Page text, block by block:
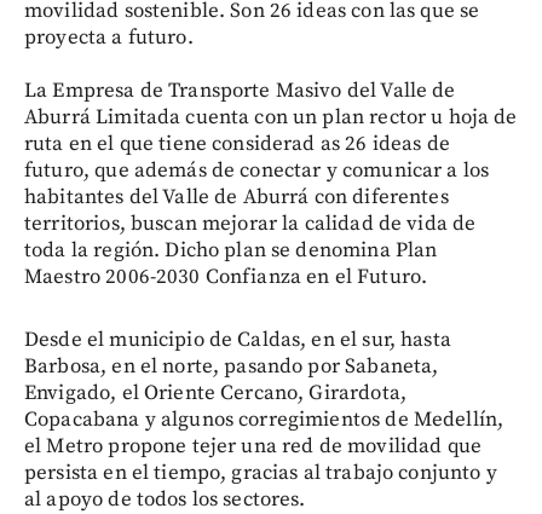
movilidad sostenible. Son 26 ideas con las que se
proyecta a futuro.
La Empresa de Transporte Masivo del Valle de
Aburrá Limitada cuenta con un plan rector u hoja de
ruta en el que tiene considerad as 26 ideas de
futuro, que además de conectar y comunicar a los
habitantes del Valle de Aburrá con diferentes
territorios, buscan mejorar la calidad de vida de
toda la región. Dicho plan se denomina Plan
Maestro 2006-2030 Confianza en el Futuro.
Desde el municipio de Caldas, en el sur, hasta
Barbosa, en el norte, pasando por Sabaneta,
Envigado, el Oriente Cercano, Girardota,
Copacabana y algunos corregimientos de Medellín,
el Metro propone tejer una red de movilidad que
persista en el tiempo, gracias al trabajo conjunto y
al apoyo de todos los sectores.